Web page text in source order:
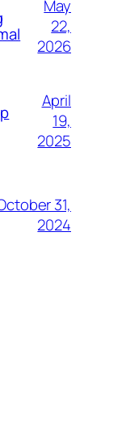
May
22,
2026
April
19,
2025
31,
2024